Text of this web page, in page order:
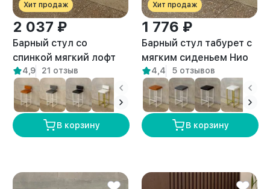
Хит продаж
2 037 ₽
Барный стул со
спинкой мягкий лофт
Тоба белый/белый
4,9 21 отзыв
В корзину
Хит продаж
1 776 ₽
Барный стул табурет с
мягким сиденьем Нио
белый/белый
4,4 5 отзывов
В корзину